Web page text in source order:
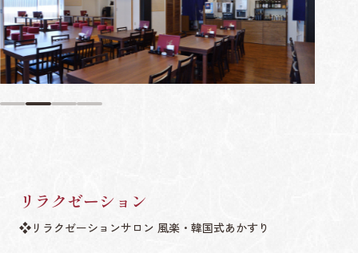
リラクゼーション
リラクゼーションサロン 風楽・韓国式あかすり